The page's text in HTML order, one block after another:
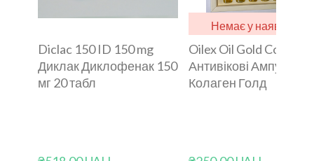
Diclac 150 ID 150 mg
Диклак Диклофенак 150
мг 20 табл
Немає у наявності
Oilex Oil Gold Collagen
Антивікові Ампули
Колаген Голд